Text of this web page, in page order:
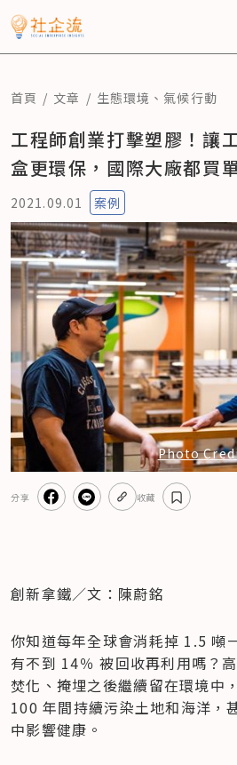
首頁 文章 生態環境 、 氣候行動
工程師創業打擊塑膠！讓
盒更環保，國際大廠都買
2021.09.01 案例
Photo
分享 收藏
創新拿鐵／文：陳蔚銘
你知道每年全球會消耗掉 1.5 噸
有不到 14％ 被回收再利用嗎？
焚化、掩埋之後繼續留在環境中
100 年間持續污染土地和海洋，
中影響健康。